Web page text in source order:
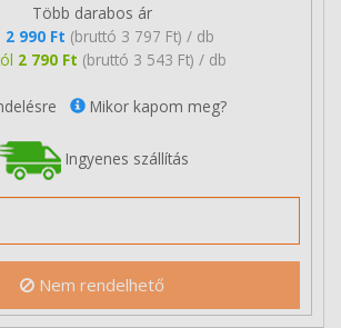
Több darabos ár
2 990 Ft (bruttó 3 797 Ft) / db
2 790 Ft (bruttó 3 543 Ft) / db
Mikor kapom meg?
Ingyenes szállítás
Nem rendelhető